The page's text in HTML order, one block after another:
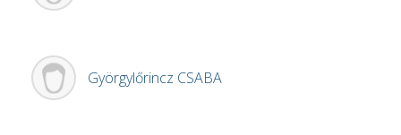
Györgylőrincz CSABA